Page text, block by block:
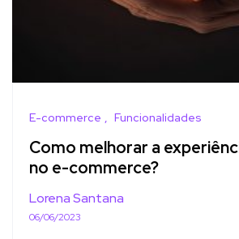
E-commerce Funcionalidades
Como melhorar a
no e-commerce?
Lorena Santana
06/06/2023